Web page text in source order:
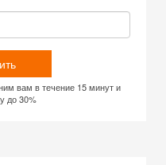
вам в течение 15 минут и
до 30%